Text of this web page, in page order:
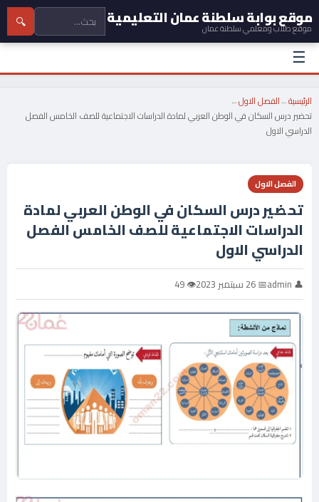
موقع بوابة سلطنة عمان التعليمية
موقع طلاب ومعلمي سلطنة عمان 🔍
☰
الرئيسية←الفصل الاول←
تحضير درس السكان في الوطن العربي لمادة الدراسات الاجتماعية للصف الخامس الفصل
الدراسي الاول
الفصل الاول
تحضير درس السكان في الوطن العربي لمادة
الدراسات الاجتماعية للصف الخامس الفصل
الدراسي الاول
👤 admin 📅 26 سبتمبر 2023 👁 49